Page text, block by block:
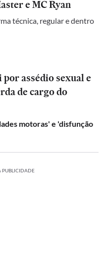
e MC Ryan
técnica, regular e dentro
por assédio sexual e
de cargo do
motoras' e 'disfunção
PUBLICIDADE